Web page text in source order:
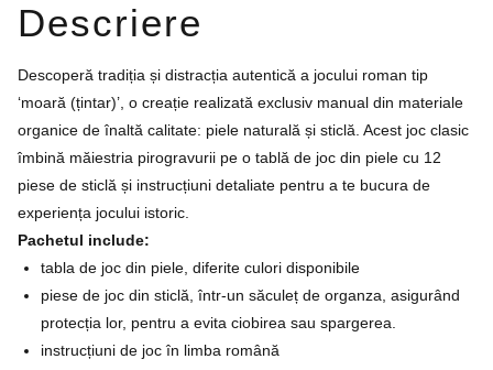
Descriere
Descoperă tradiția și distracția autentică a jocului roman tip
‘moară (țintar)’, o creație realizată exclusiv manual din materiale
organice de înaltă calitate: piele naturală și sticlă. Acest joc clasic
îmbină măiestria pirogravurii pe o tablă de joc din piele cu 12
piese de sticlă și instrucțiuni detaliate pentru a te bucura de
experiența jocului istoric.
Pachetul include:
tabla de joc din piele, diferite culori disponibile
piese de joc din sticlă, într-un săculeț de organza, asigurând
protecția lor, pentru a evita ciobirea sau spargerea.
instrucțiuni de joc în limba română